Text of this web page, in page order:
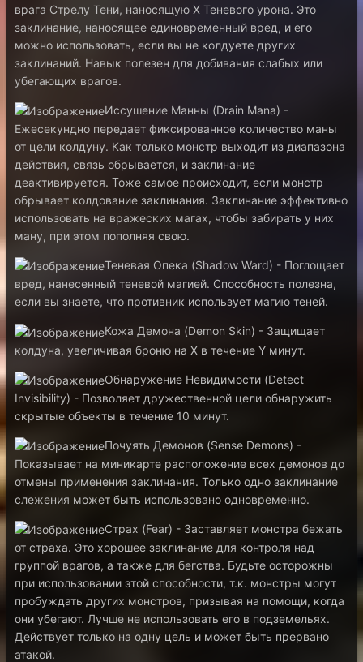
врага Стрелу Тени, наносящую X Теневого урона. Это
заклинание, наносящее единовременный вред, и его
можно использовать, если вы не колдуете других
заклинаний. Навык полезен для добивания слабых или
убегающих врагов.
Иссушение Манны (Drain Mana) -
Ежесекундно передает фиксированное количество маны
от цели колдуну. Как только монстр выходит из диапазона
действия, связь обрывается, и заклинание
деактивируется. Тоже самое происходит, если монстр
обрывает колдование заклинания. Заклинание эффективно
использовать на вражеских магах, чтобы забирать у них
ману, при этом пополняя свою.
Теневая Опека (Shadow Ward) - Поглощает
вред, нанесенный теневой магией. Способность полезна,
если вы знаете, что противник использует магию теней.
Кожа Демона (Demon Skin) - Защищает
колдуна, увеличивая броню на X в течение Y минут.
Обнаружение Невидимости (Detect
Invisibility) - Позволяет дружественной цели обнаружить
cкрытые объекты в течение 10 минут.
Почуять Демонов (Sense Demons) -
Показывает на миникарте расположение всех демонов до
отмены применения заклинания. Только одно заклинание
слежения может быть использовано одновременно.
Страх (Fear) - Заставляет монстра бежать
от страха. Это хорошее заклинание для контроля над
группой врагов, а также для бегства. Будьте осторожны
при использовании этой способности, т.к. монстры могут
пробуждать других монстров, призывая на помощи, когда
они убегают. Лучше не использовать его в подземельях.
Действует только на одну цель и может быть прервано
атакой.